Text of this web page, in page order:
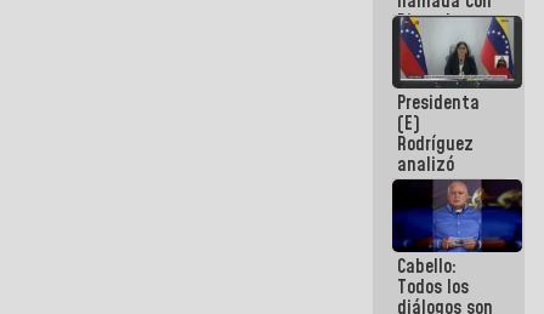
Dinorah
Figuera y
acuerdan
primer
encuentro
presencial
para el
diálogo
Presidenta
(E)
Rodríguez
analizó
junto a
gobernadores
planes de
recuperación
del Sistema
Eléctrico
Cabello:
Todos los
diálogos son